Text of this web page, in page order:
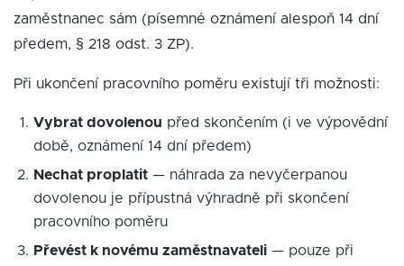
zaměstnanec sám (písemné oznámení alespoň 14 dní
předem, § 218 odst. 3 ZP).
Při ukončení pracovního poměru existují tři možnosti:
Vybrat dovolenou před skončením (i ve výpovědní
době, oznámení 14 dní předem)
Nechat proplatit — náhrada za nevyčerpanou
dovolenou je přípustná výhradně při skončení
pracovního poměru
Převést k novému zaměstnavateli — pouze při